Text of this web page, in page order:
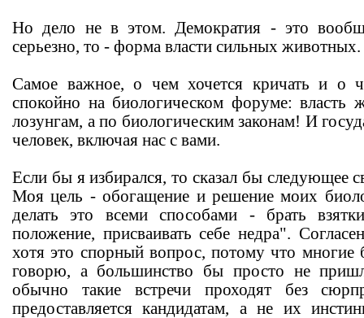
Но дело не в этом. Демократия - это
серьезно, то - форма власти сильных животных.
Самое важное, о чем хочется кричать и о
спокойно на биологическом форуме: власть
лозунгам, а по биологическим законам! И
человек, включая нас с вами.
Если бы я избирался, то сказал бы следующее
Моя цель - обогащение и решение моих
делать это всеми способами - брать
положение, присваивать себе недра".
хотя это спорный вопрос, потому что
говорю, а большинство бы просто не
обычно такие встречи проходят без
предоставляется кандидатам, а не их